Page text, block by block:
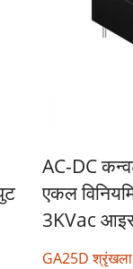
AC-DC
एकल
3KVac
GA25D श्रृंखला